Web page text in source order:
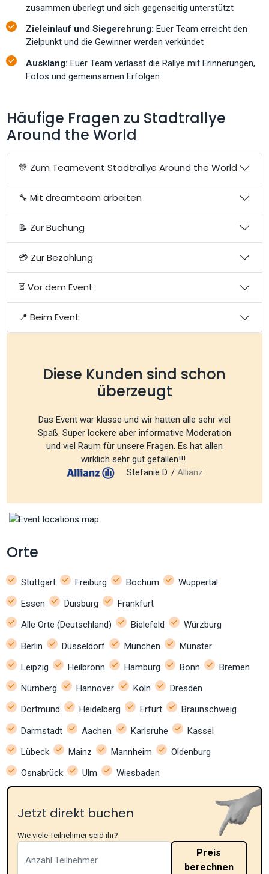
zusammen überlegt und sich gegenseitig unterstützt
Zieleinlauf und Siegerehrung: Euer Team erreicht den
Zielpunkt und die Gewinner werden verkündet
Ausklang: Euer Team verlässt die Rallye mit Erinnerungen,
Fotos und gemeinsamen Erfolgen
Häufige Fragen zu Stadtrallye
Around the World
🎊 Zum Teamevent Stadtrallye Around the World
🔧 Mit dreamteam arbeiten
📝 Zur Buchung
💳 Zur Bezahlung
⏳ Vor dem Event
📍 Beim Event
Diese Kunden sind schon
überzeugt
Das Event war klasse und wir hatten alle sehr viel
Spaß. Super lockere aber informative Moderation
und viel Raum für unsere Fragen. Es hat allen
wirklich sehr gut gefallen!!!
Stefanie D. / Allianz
Orte
Stuttgart Freiburg Bochum
Wuppertal
Essen
Duisburg
Frankfurt
Alle Orte (Deutschland)
Bielefeld
Würzburg
Berlin
Düsseldorf München
Münster
Leipzig
Heilbronn Hamburg Bonn
Bremen
Nürnberg
Hannover Köln
Dresden
Dortmund
Heidelberg Erfurt
Braunschweig
Darmstadt
Aachen Karlsruhe
Kassel
Lübeck
Mainz Mannheim
Oldenburg
Osnabrück
Ulm Wiesbaden
Jetzt direkt buchen
Wie viele Teilnehmer seid ihr?
Preis
berechnen